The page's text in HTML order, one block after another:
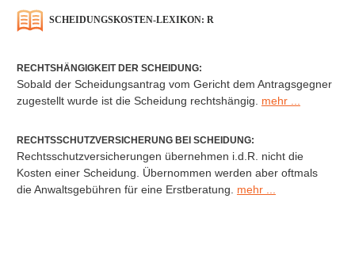
SCHEIDUNGSKOSTEN-LEXIKON: R
RECHTSHÄNGIGKEIT DER SCHEIDUNG:
Sobald der Scheidungsantrag vom Gericht dem Antragsgegner
zugestellt wurde ist die Scheidung rechtshängig. mehr ...
RECHTSSCHUTZVERSICHERUNG BEI SCHEIDUNG:
Rechtsschutzversicherungen übernehmen i.d.R. nicht die
Kosten einer Scheidung. Übernommen werden aber oftmals
die Anwaltsgebühren für eine Erstberatung. mehr ...